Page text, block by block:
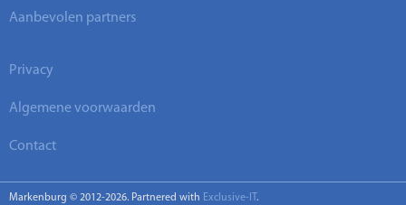
Aanbevolen partners
Privacy
Algemene voorwaarden
Contact
Markenburg © 2012-2026. Partnered with Exclusive-IT .